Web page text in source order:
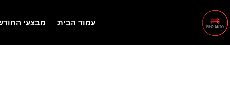
מבצעי עמוד הבית